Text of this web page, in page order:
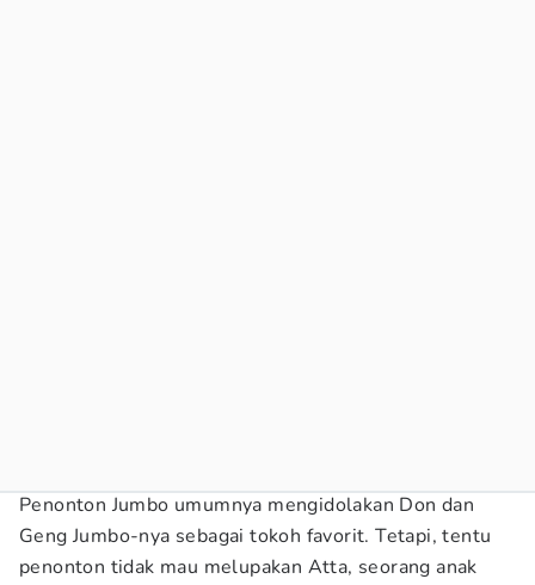
Penonton Jumbo umumnya mengidolakan Don dan
Geng Jumbo-nya sebagai tokoh favorit. Tetapi, tentu
penonton tidak mau melupakan Atta, seorang anak